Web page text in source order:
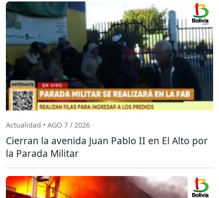
Actualidad • AGO 7 / 2026
Cierran la avenida Juan Pablo II en El Alto por
la Parada Militar